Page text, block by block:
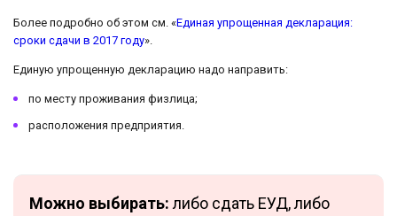
Более подробно об этом см. «Единая упрощенная декларация:
сроки сдачи в 2017 году».
Единую упрощенную декларацию надо направить:
по месту проживания физлица;
расположения предприятия.
Можно выбирать: либо сдать ЕУД, либо